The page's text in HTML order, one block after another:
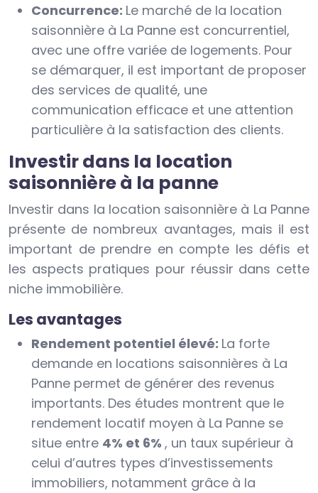
Concurrence: Le marché de la location
saisonnière à La Panne est concurrentiel,
avec une offre variée de logements. Pour
se démarquer, il est important de proposer
des services de qualité, une
communication efficace et une attention
particulière à la satisfaction des clients.
Investir dans la location
saisonnière à la panne
Investir dans la location saisonnière à La Panne
présente de nombreux avantages, mais il est
important de prendre en compte les défis et
les aspects pratiques pour réussir dans cette
niche immobilière.
Les avantages
Rendement potentiel élevé: La forte
demande en locations saisonnières à La
Panne permet de générer des revenus
importants. Des études montrent que le
rendement locatif moyen à La Panne se
situe entre 4% et 6% , un taux supérieur à
celui d’autres types d’investissements
immobiliers, notamment grâce à la